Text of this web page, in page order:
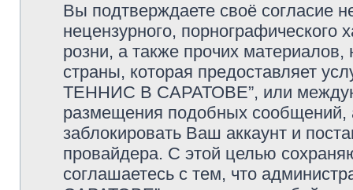
Вы подтверждаете своё согласие
нецензурного, порнографического
розни, а также прочих
страны, которая предоставляет
ТЕННИС В САРАТОВЕ”, или
размещения подобных
заблокировать Ваш аккаунт и
провайдера. С этой целью
соглашаетесь с тем, что